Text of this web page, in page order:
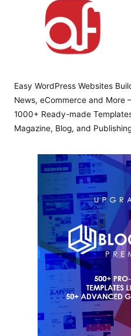
Easy WordPress Websites
News, eCommerce and More
1000+ Ready-made
Magazine, Blog, and